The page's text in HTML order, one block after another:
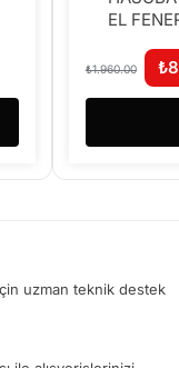
EL
₺1.960.00 ₺
uzman teknik destek